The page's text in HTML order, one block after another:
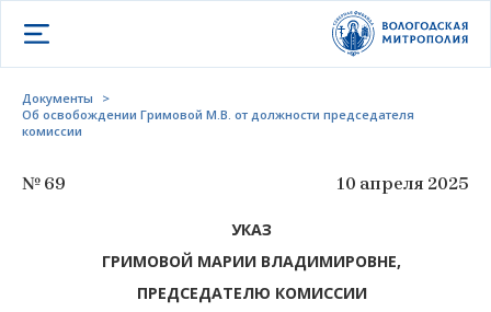
Открыть меню
Документы
>
Об освобождении Гримовой М.В. от должности председателя
комиссии
№ 69 10 апреля 2025
УКАЗ
ГРИМОВОЙ МАРИИ ВЛАДИМИРОВНЕ,
ПРЕДСЕДАТЕЛЮ КОМИССИИ